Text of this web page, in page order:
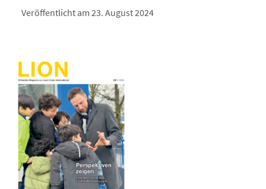
Veröffentlicht am 23. August 2024